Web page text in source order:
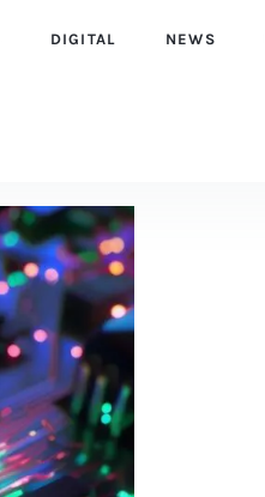
DIGITAL NEWS